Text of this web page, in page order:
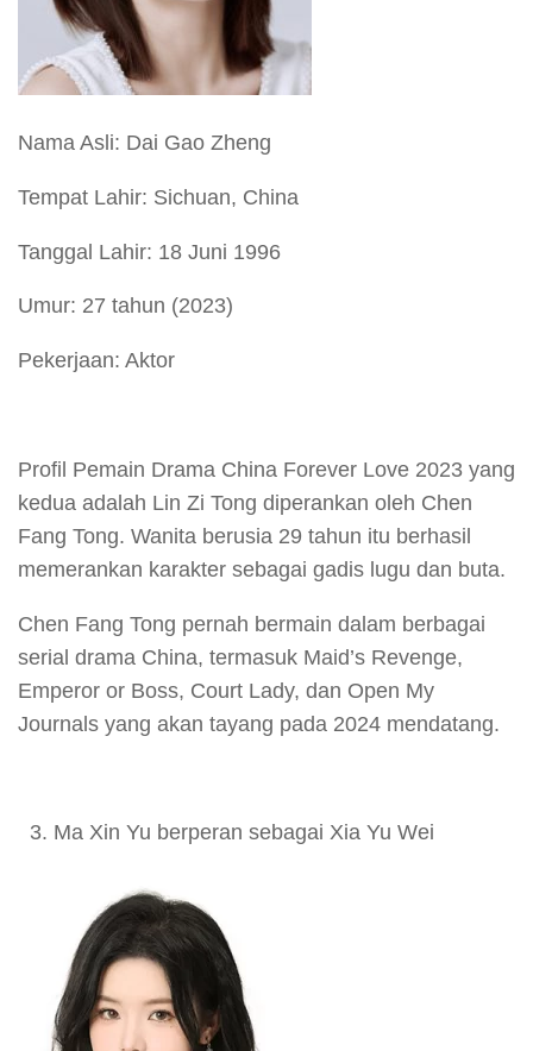
Nama Asli: Dai Gao Zheng
Tempat Lahir: Sichuan, China
Tanggal Lahir: 18 Juni 1996
Umur: 27 tahun (2023)
Pekerjaan: Aktor
Profil Pemain Drama China Forever Love 2023 yang
kedua adalah Lin Zi Tong diperankan oleh Chen
Fang Tong. Wanita berusia 29 tahun itu berhasil
memerankan karakter sebagai gadis lugu dan buta.
Chen Fang Tong pernah bermain dalam berbagai
serial drama China, termasuk Maid’s Revenge,
Emperor or Boss, Court Lady, dan Open My
Journals yang akan tayang pada 2024 mendatang.
Ma Xin Yu berperan sebagai Xia Yu Wei